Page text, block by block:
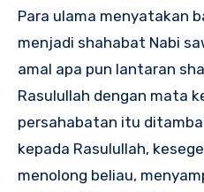
Para ulama menyatakan
menjadi shahabat Nabi
amal apa pun lantaran
Rasulullah dengan mata
persahabatan itu
kepada Rasulullah,
menolong beliau,